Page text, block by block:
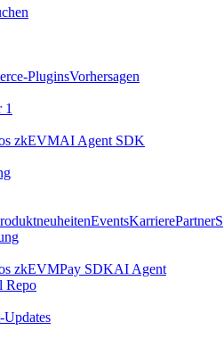
PluginsVorhersagen
1
zkEVMAI Agent SDK
EventsKarrierePartnerS
zkEVMPay SDKAI Agent
Repo